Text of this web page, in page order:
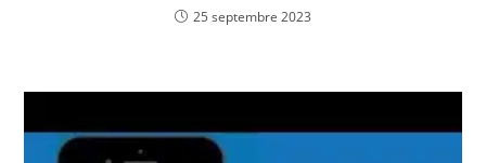
25 septembre 2023